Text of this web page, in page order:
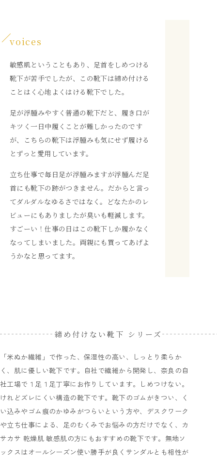
voices
敏感肌ということもあり、足首をしめつける
靴下が苦手でしたが、この靴下は締め付ける
ことはく心地よくはける靴下でした。
足が浮腫みやすく普通の靴下だと、履き口が
キツく一日中履くことが難しかったのです
が、こちらの靴下は浮腫みも気にせず履ける
とずっと愛用しています。
立ち仕事で毎日足が浮腫みますが浮腫んだ足
首にも靴下の跡がつきません。だからと言っ
てダルダルなゆるさではなく。どなたかのレ
ビューにもありましたが臭いも軽減します。
すごーい！仕事の日はこの靴下しか履かなく
なってしまいました。両親にも買ってあげよ
うかなと思ってます。
締め付けない靴下 シリーズ
「米ぬか繊維」で作った、保湿性の高い、しっとり柔らか
く、肌に優しい靴下です。自社で繊維から開発し、奈良の自
社工場で１足１足丁寧にお作りしています。しめつけない。
けれどズレにくい構造の靴下です。靴下のゴムがきつい、く
い込みやゴム痕のかゆみがつらいという方や、デスクワーク
や立ち仕事による、足のむくみでお悩みの方だけでなく、カ
サカサ 乾燥肌 敏感肌の方にもおすすめの靴下です。無地ソ
ックスはオールシーズン使い勝手が良くサンダルとも相性が